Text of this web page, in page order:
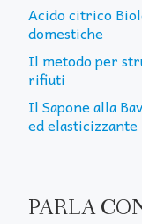
Acido citrico
domestiche
Il metodo per
rifiuti
Il Sapone alla
ed elasticizzante
PARLA